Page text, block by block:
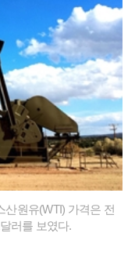
원유(WTI) 가격은 전
러를 보였다.